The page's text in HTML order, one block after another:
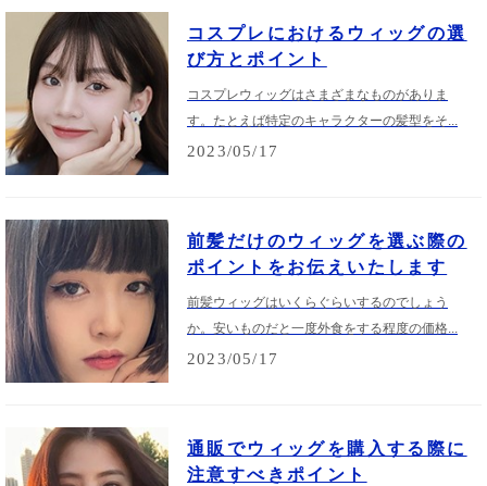
コスプレにおけるウィッグの選
び方とポイント
コスプレウィッグはさまざまなものがありま
す。たとえば特定のキャラクターの髪型をそ...
2023/05/17
前髪だけのウィッグを選ぶ際の
ポイントをお伝えいたします
前髪ウィッグはいくらぐらいするのでしょう
か。安いものだと一度外食をする程度の価格...
2023/05/17
通販でウィッグを購入する際に
注意すべきポイント